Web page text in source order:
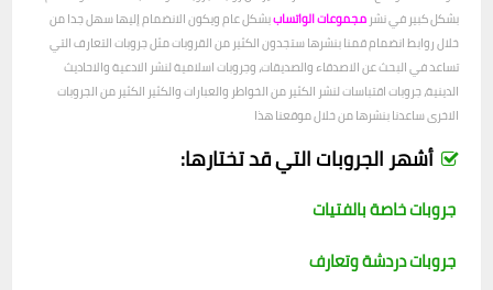
بشكل كبير في نشر مجموعات الواتساببشكل عام ويكون الانضمام إليها سهل جدا من
خلال روابط انضمام قمنا بنشرها ستجدون الكثير من القروبات مثل جروبات التعارف التي
تساعد في البحث عن الاصدقاء والصديقات، وجروبات اسلامية لنشر الادعية والاحاديث
الدينية، جروبات اقتباسات لنشر الكثير من الخواطر والعبارات والكثير الكثير من الجروبات
الاخرى ساعدنا بنشرها من خلال موقعنا هذا
أشهر الجروبات التي قد تختارها:
جروبات خاصة بالفتيات
جروبات دردشة وتعارف